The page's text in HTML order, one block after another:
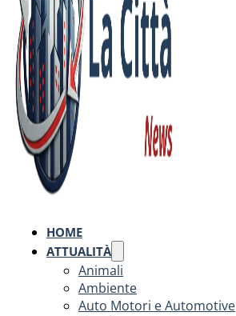
HOME
ATTUALITÀ
Animali
Ambiente
Auto Motori e Automotive